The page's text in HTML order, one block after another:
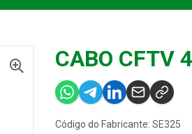
CABO CFTV
Código do Fabricante: SE325